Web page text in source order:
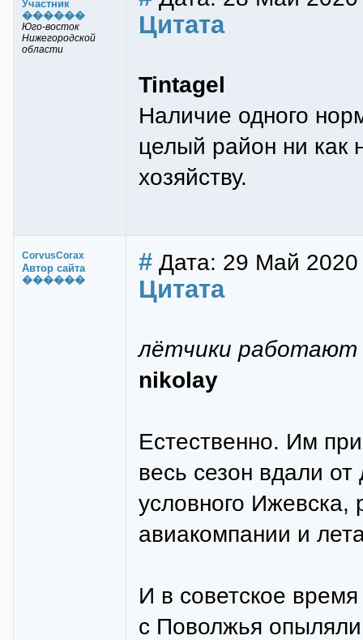
Участник
������
Юго-восток
Нижегородской
области
Цитата
Tintagel
Наличие одного
целый район ни как
хозяйству.
CorvusCorax
Автор сайта
������
# Дата: 29 Май
Цитата
лётчики
nikolay
Естественно. Им
весь сезон вдали
условного Ижевска,
авиакомпании и
И в советское
с Поволжья